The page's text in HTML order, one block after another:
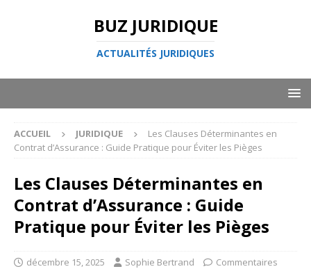
BUZ JURIDIQUE
ACTUALITÉS JURIDIQUES
ACCUEIL JURIDIQUE
Les Clauses Déterminantes en
Contrat d’Assurance : Guide Pratique pour Éviter les Pièges
Les Clauses Déterminantes en
Contrat d’Assurance : Guide
Pratique pour Éviter les Pièges
décembre 15, 2025 Sophie Bertrand
Commentaires